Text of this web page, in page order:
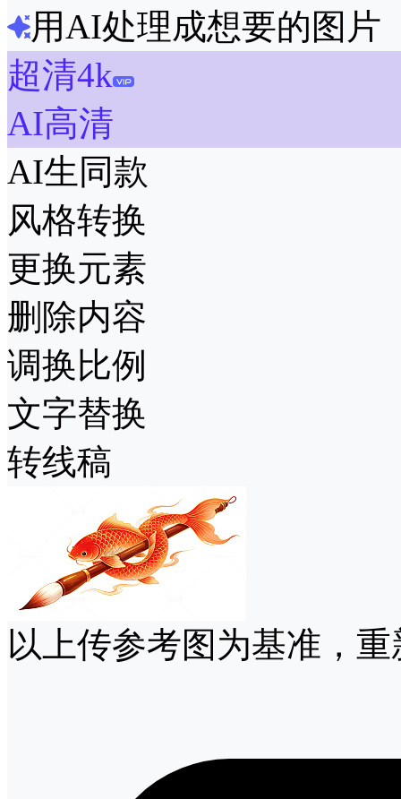
用AI处理成想要的图片
超清4k
AI高清
AI生同款
风格转换
更换元素
删除内容
调换比例
文字替换
转线稿
以上传参考图为基准，